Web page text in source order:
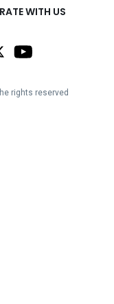
WITH US
rights reserved